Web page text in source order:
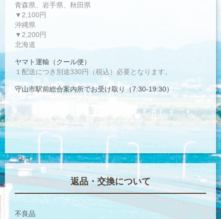
青森県、岩手県、秋田県
▼2,100円
沖縄県
▼2,200円
北海道
ヤマト運輸（クール便）
１配送につき別途330円（税込）必要となります。
守山市駅前総合案内所でお受け取り（7:30-19:30）
返品・交換について
不良品